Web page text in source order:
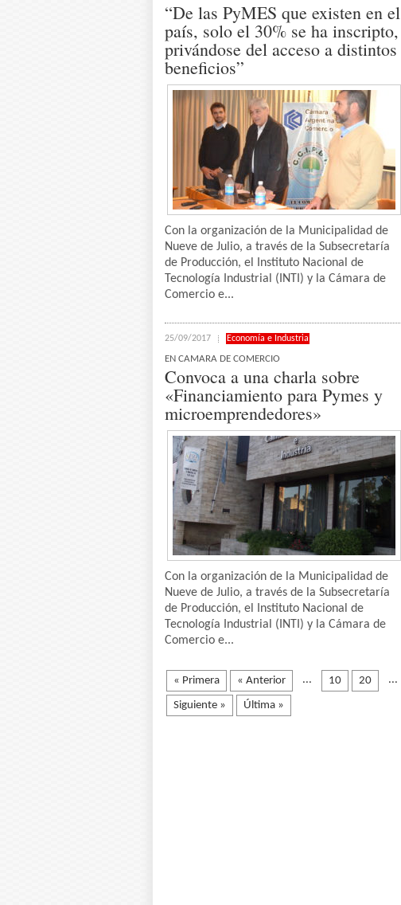
“De las PyMES que existen en el
país, solo el 30% se ha inscripto,
privándose del acceso a distintos
beneficios”
Con la organización de la Municipalidad de
Nueve de Julio, a través de la Subsecretaría
de Producción, el Instituto Nacional de
Tecnología Industrial (INTI) y la Cámara de
Comercio e...
25/09/2017 Economía e Industria
EN CAMARA DE COMERCIO
Convoca a una charla sobre
«Financiamiento para Pymes y
microemprendedores»
Con la organización de la Municipalidad de
Nueve de Julio, a través de la Subsecretaría
de Producción, el Instituto Nacional de
Tecnología Industrial (INTI) y la Cámara de
Comercio e...
« Primera « Anterior ... 10 20 ...
Siguiente » Última »